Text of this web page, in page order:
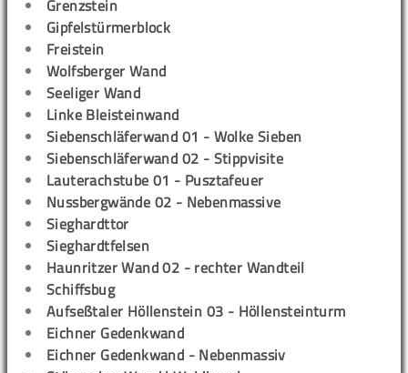
Grenzstein
Gipfelstürmerblock
Freistein
Wolfsberger Wand
Seeliger Wand
Linke Bleisteinwand
Siebenschläferwand 01 - Wolke Sieben
Siebenschläferwand 02 - Stippvisite
Lauterachstube 01 - Pusztafeuer
Nussbergwände 02 - Nebenmassive
Sieghardttor
Sieghardtfelsen
Haunritzer Wand 02 - rechter Wandteil
Schiffsbug
Aufseßtaler Höllenstein 03 - Höllensteinturm
Eichner Gedenkwand
Eichner Gedenkwand - Nebenmassiv